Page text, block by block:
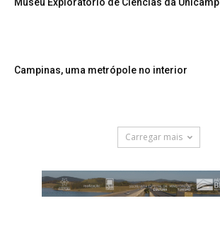
Campinas, uma metrópole no interior
Carregar mais